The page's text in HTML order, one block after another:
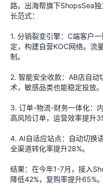
路。出海帮旗下ShopsSea
长范式：
1. 分销裂变引擎：C端客户
定，构建自营KOC网络。流
制。
2. 智能安全收款：AB店自动
术，敏感品类也能稳定投放。
3. 订单-物流-财务一体化：
高风险订单，运营效率提升
4. AI自适应站点：自动切换
全渠道转化率提升28%。
结果：在今年1-7月，接入
降低42%，复购率提升65%。